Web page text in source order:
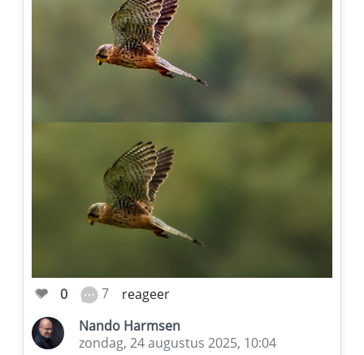
0 7
reageer
Nando Harmsen
zondag, 24 augustus 2025, 10:04